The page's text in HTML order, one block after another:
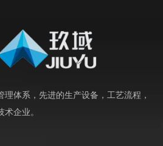
体系，先进的生产设备，工艺流程，
企业。